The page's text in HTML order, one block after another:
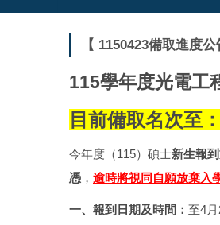
【 1150423備取進度
115學年度光電工
目前備取名次至
今年度（115）碩士新生報
憑 ， 逾時將視同自願放棄入
一、報到日期及時間： 至4